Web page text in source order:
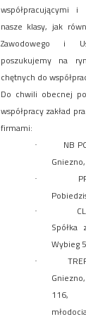
współpracującymi
nasze klasy, jak
Zawodowego i
poszukujemy na
chętnych do
Do chwili obecnej
współpracy zakład
firmami:
·
NB
·
·
Spółka
Wybieg
·
116,